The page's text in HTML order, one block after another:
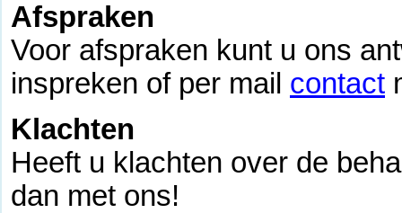
Afspraken
Voor afspraken kunt u ons
inspreken of per mail contact
Klachten
Heeft u klachten over de
dan met ons!